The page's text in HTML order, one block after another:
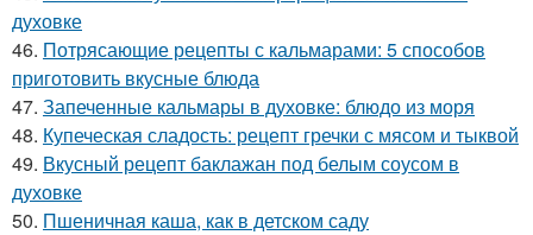
духовке
46. Потрясающие рецепты с кальмарами: 5 способов
приготовить вкусные блюда
47. Запеченные кальмары в духовке: блюдо из моря
48. Купеческая сладость: рецепт гречки с мясом и тыквой
49. Вкусный рецепт баклажан под белым соусом в
духовке
50. Пшеничная каша, как в детском саду